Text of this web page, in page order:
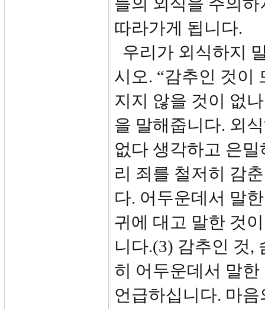
따라가게 됩니다.
우리가 외식하지
시오. “감추인 것이
지지 않을 것이 없
을 말해줍니다. 외
없다 생각하고 은
리 죄를 철저히 감
다. 어두운데서 말
귀에 대고 말한 것
니다.(3) 감추인 것,
히 어두운데서 말
언급하십니다. 마